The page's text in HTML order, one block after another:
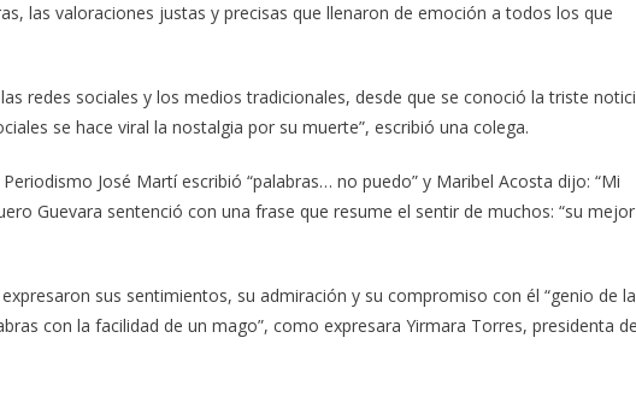
las valoraciones justas y precisas que llenaron de emoción a todos los que
redes sociales y los medios tradicionales, desde que se conoció la triste
se hace viral la nostalgia por su muerte”, escribió una colega.
José Martí escribió “palabras… no puedo” y Maribel Acosta dijo: “Mi
Guevara sentenció con una frase que resume el sentir de muchos: “su mejor
sus sentimientos, su admiración y su compromiso con él “genio de
con la facilidad de un mago”, como expresara Yirmara Torres, presidenta